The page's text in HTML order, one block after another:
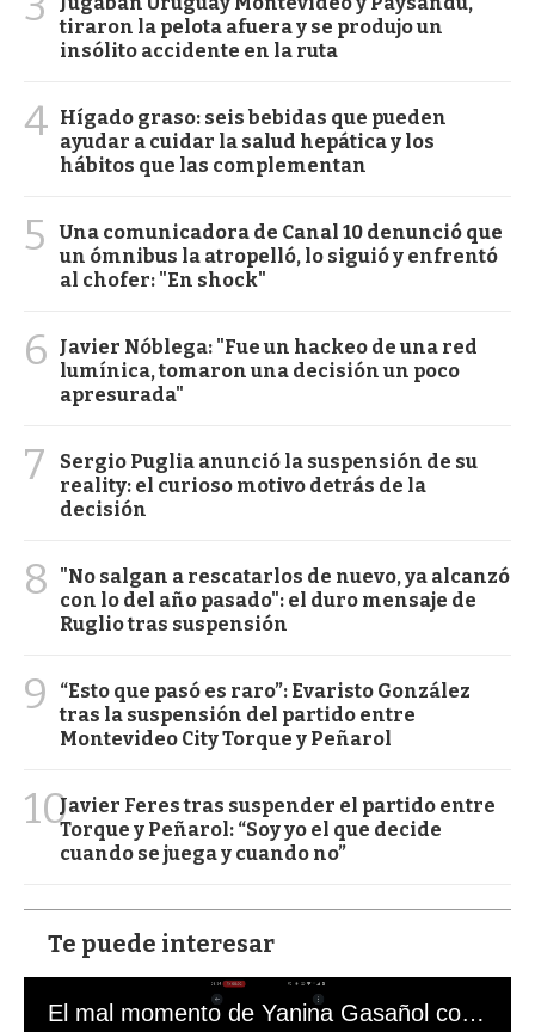
tiraron la pelota afuera y se produjo un
insólito accidente en la ruta
4 Hígado graso: seis bebidas que pueden
ayudar a cuidar la salud hepática y los
hábitos que las complementan
5
Una comunicadora de Canal 10 denunció que
un ómnibus la atropelló, lo siguió y enfrentó
al chofer: "En shock"
6
Javier Nóblega: "Fue un hackeo de una red
lumínica, tomaron una decisión un poco
apresurada"
7
Sergio Puglia anunció la suspensión de su
reality: el curioso motivo detrás de la
decisión
8
"No salgan a rescatarlos de nuevo, ya alcanzó
con lo del año pasado": el duro mensaje de
Ruglio tras suspensión
9
“Esto que pasó es raro”: Evaristo González
tras la suspensión del partido entre
Montevideo City Torque y Peñarol
10Javier Feres tras suspender el partido entre
Torque y Peñarol: “Soy yo el que decide
cuando se juega y cuando no”
Te puede interesar
El mal momento de Yanina Gasañol con un hincha argentino en "Subrayado"